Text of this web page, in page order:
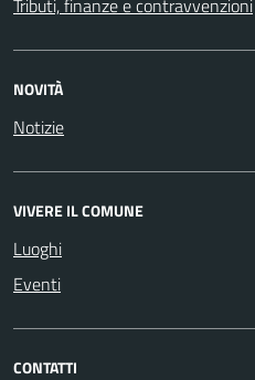
NOVITÀ
Notizie
VIVERE IL COMUNE
Luoghi
Eventi
CONTATTI